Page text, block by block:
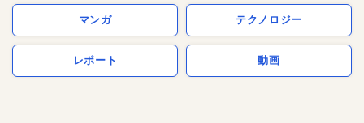
マンガ テクノロジー
レポート 動画